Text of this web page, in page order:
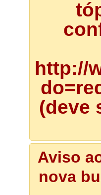
http://
(deve
Aviso
nova